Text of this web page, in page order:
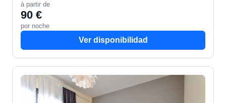
à partir de
90 €
por noche
Ver disponibilidad